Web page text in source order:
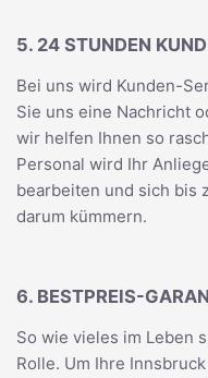
5. 24 STUNDEN
Bei uns wird Kunden-
Sie uns eine Nachricht
wir helfen Ihnen so
Personal wird Ihr
bearbeiten und sich bis
darum kümmern.
6. BESTPREIS-
So wie vieles im Leben
Rolle. Um Ihre